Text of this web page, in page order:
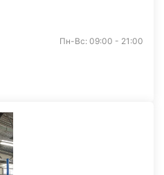
Пн-Вс: 09:00 - 21:00